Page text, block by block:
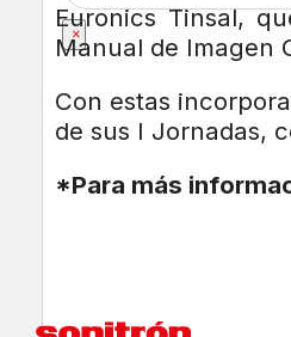
×
Euronics Tinsal,
Manual de Imagen
Con estas
de sus I Jornadas,
*Para más